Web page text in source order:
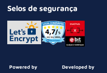
Selos de segurança
Powered by Developed by